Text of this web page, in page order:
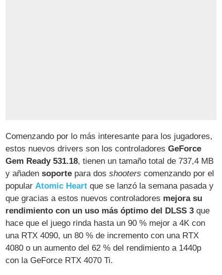
Comenzando por lo más interesante para los jugadores,
estos nuevos drivers son los controladoresGeForce
Gem Ready 531.18, tienen un tamaño total de 737,4 MB
y añadensoporte para dosshooters comenzando por el
popularAtomic Heart que se lanzó la semana pasada y
que gracias a estos nuevos controladores mejora su
rendimiento con un uso más óptimo del DLSS 3 que
hace que el juego rinda hasta un 90 % mejor a 4K con
una RTX 4090, un 80 % de incremento con una RTX
4080 o un aumento del 62 % del rendimiento a 1440p
con la GeForce RTX 4070 Ti.